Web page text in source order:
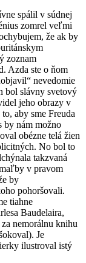
spálil v súdnej
zomrel veľmi
že ak by
zoznam
Azda ste o ňom
nevedomie
bol slávny svetový
jeho obrazy v
aby sme Freuda
by nám možno
obézne telá žien
No bol to
takzvaná
v pravom
by
pohoršovali.
tiahne
Baudelaira,
nemorálnu knihu
Je
ilustroval istý